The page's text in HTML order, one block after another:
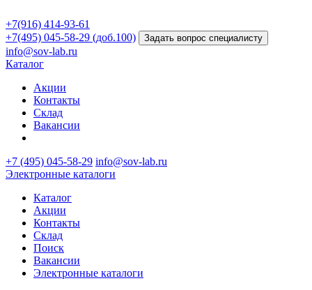
+7(916) 414-93-61
+7(495) 045-58-29 (доб.100)
Задать вопрос специалисту
info@sov-lab.ru
Каталог
Акции
Контакты
Склад
Вакансии
+7 (495) 045-58-29 info@sov-lab.ru
Электронные каталоги
Каталог
Акции
Контакты
Склад
Поиск
Вакансии
Электронные каталоги